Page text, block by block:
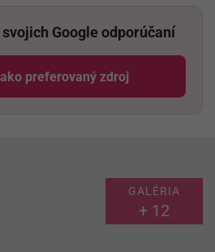
Google odporúčaní
preferovaný zdroj
Odzadu, odkaz sa otvorí v
GALÉRIA
+ 12